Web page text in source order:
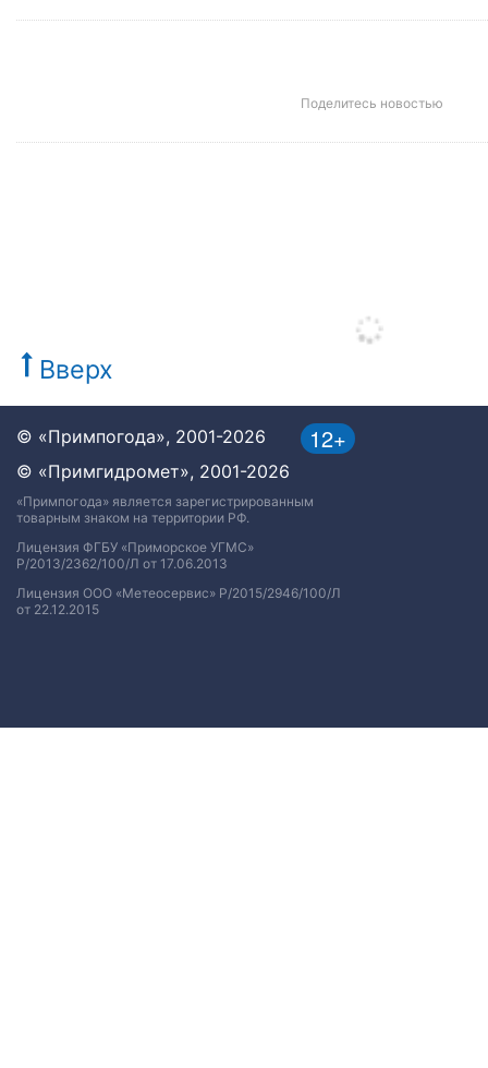
Поделитесь новостью
Вверх
12+
© «Примпогода», 2001-2026
© «Примгидромет», 2001-2026
«Примпогода» является зарегистрированным
товарным знаком на территории РФ.
Лицензия ФГБУ «Приморское УГМС»
Р/2013/2362/100/Л от 17.06.2013
Лицензия ООО «Метеосервис» Р/2015/2946/100/Л
от 22.12.2015